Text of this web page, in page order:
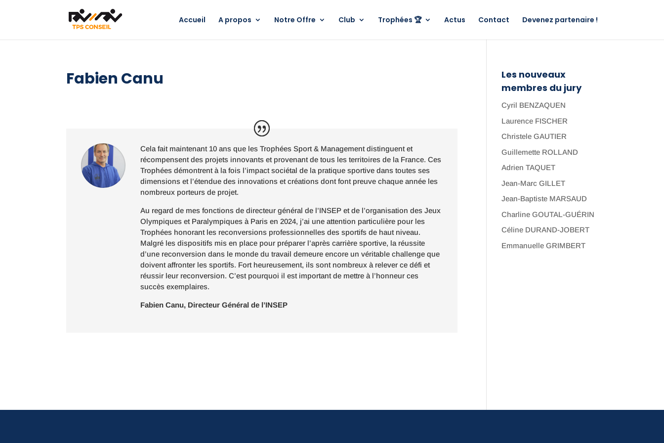
Accueil A propos Notre Offre Club Trophées 🏆 Actus Contact Devenez partenaire !
Fabien Canu
Cela fait maintenant 10 ans que les Trophées Sport & Management distinguent et
récompensent des projets innovants et provenant de tous les territoires de la France. Ces
Trophées démontrent à la fois l’impact sociétal de la pratique sportive dans toutes ses
dimensions et l’étendue des innovations et créations dont font preuve chaque année les
nombreux porteurs de projet.
Au regard de mes fonctions de directeur général de l’INSEP et de l’organisation des Jeux
Olympiques et Paralympiques à Paris en 2024, j’ai une attention particulière pour les
Trophées honorant les reconversions professionnelles des sportifs de haut niveau.
Malgré les dispositifs mis en place pour préparer l’après carrière sportive, la réussite
d’une reconversion dans le monde du travail demeure encore un véritable challenge que
doivent affronter les sportifs. Fort heureusement, ils sont nombreux à relever ce défi et
réussir leur reconversion. C’est pourquoi il est important de mettre à l’honneur ces
succès exemplaires.
Fabien Canu, Directeur Général de l’INSEP
Les nouveaux
membres du jury
Cyril BENZAQUEN
Laurence FISCHER
Christele GAUTIER
Guillemette ROLLAND
Adrien TAQUET
Jean-Marc GILLET
Jean-Baptiste MARSAUD
Charline GOUTAL-GUÉRIN
Céline DURAND-JOBERT
Emmanuelle GRIMBERT